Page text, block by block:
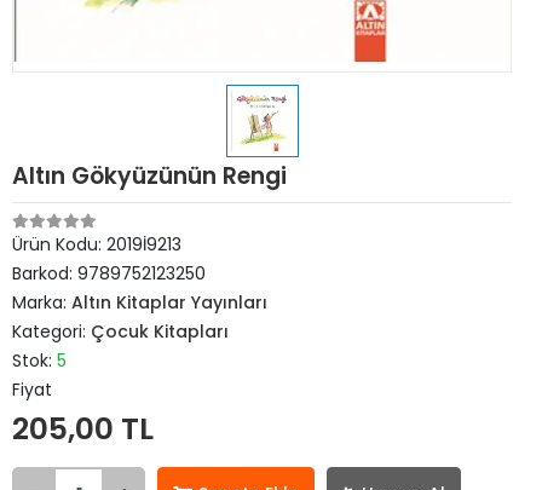
Altın Gökyüzünün Rengi
Ürün Kodu: 2019İ9213
Barkod: 9789752123250
Marka: Altın Kitaplar Yayınları
Kategori: Çocuk Kitapları
Stok: 5
Fiyat
205,00 TL